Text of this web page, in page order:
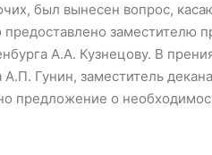
был вынесен вопрос,
заместителю
А.А. Кузнецову. В
Гунин, заместитель
предложение о